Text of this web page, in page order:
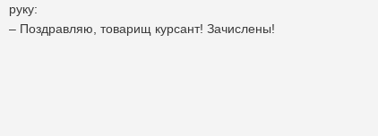
руку:
– Поздравляю, товарищ курсант! Зачислены!